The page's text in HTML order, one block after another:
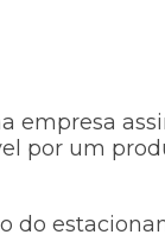
empresa
por um
do